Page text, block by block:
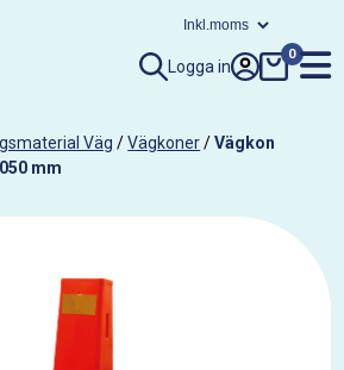
Logga in
0
Väg /Vägkoner/Vägkon
mm